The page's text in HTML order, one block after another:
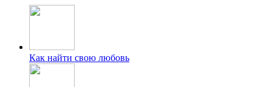
Как найти свою любовь